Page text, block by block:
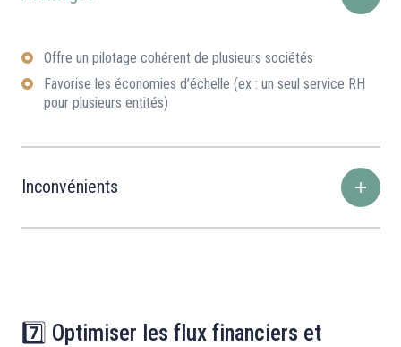
Offre un pilotage cohérent de plusieurs sociétés
Favorise les économies d’échelle (ex : un seul service RH
pour plusieurs entités)
Inconvénients
7️⃣ Optimiser les flux financiers et